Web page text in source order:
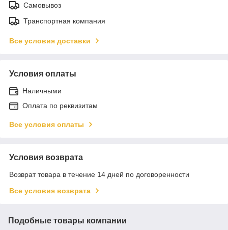
Самовывоз
Транспортная компания
Все условия доставки
Условия оплаты
Наличными
Оплата по реквизитам
Все условия оплаты
Условия возврата
Возврат товара в течение 14 дней по договоренности
Все условия возврата
Подобные товары компании